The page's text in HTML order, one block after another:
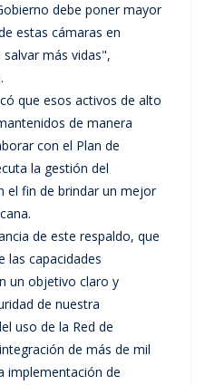
debe poner mayor
estas cámaras en
más vidas",
que esos activos de alto
de manera
con el Plan de
la gestión del
el fin de brindar un mejor
de este respaldo, que
las capacidades
un objetivo claro y
de nuestra
uso de la Red de
de más de mil
implementación de